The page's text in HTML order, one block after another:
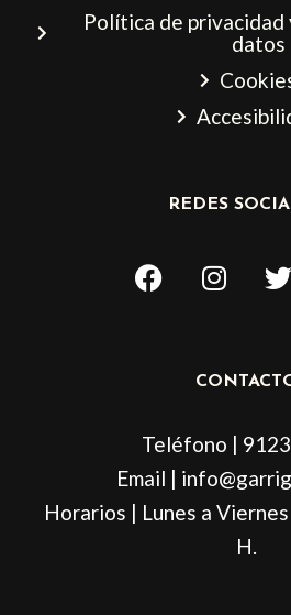
Política de
datos
REDES
F
a
k
I
n
a
a
m
T
w
t
Teléfono |
Email |
Horarios | Lunes a
H.